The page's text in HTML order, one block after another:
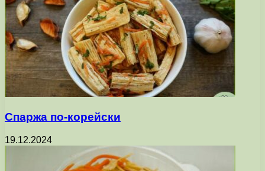
Спаржа по-корейски
19.12.2024